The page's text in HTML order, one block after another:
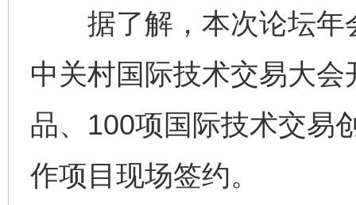
据了解，本次论坛年
中关村国际技术交易大
品、100项国际技术交易
作项目现场签约。